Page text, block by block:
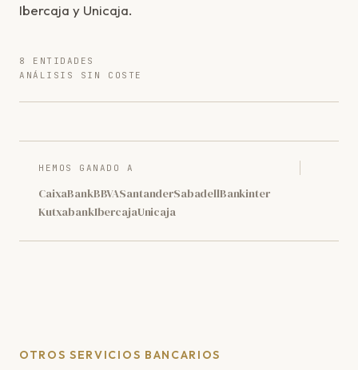
Ibercaja y Unicaja.
8 ENTIDADES
ANÁLISIS SIN COSTE
HEMOS GANADO A
CaixaBankBBVASantanderSabadellBankinter
KutxabankIbercajaUnicaja
OTROS SERVICIOS BANCARIOS